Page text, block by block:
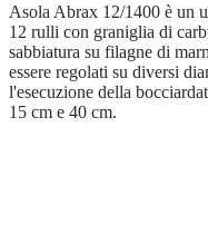
Asola Abrax 12/1400 è un
12 rulli con graniglia di
sabbiatura su filagne di
essere regolati su diversi
l'esecuzione della
15 cm e 40 cm.